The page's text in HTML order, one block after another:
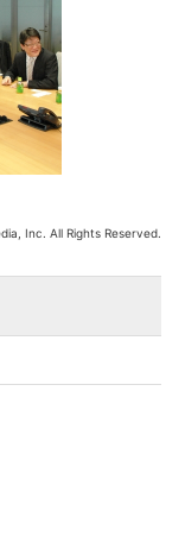
Inc. All Rights Reserved.